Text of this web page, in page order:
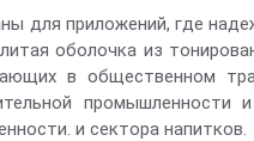
для приложений, где
оболочка из
в общественном
и сектора напитков.